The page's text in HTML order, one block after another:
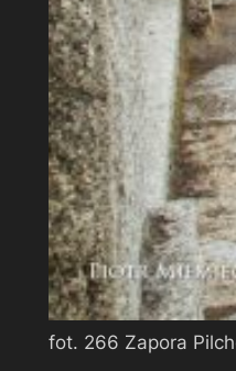
fot. 266 Zapora